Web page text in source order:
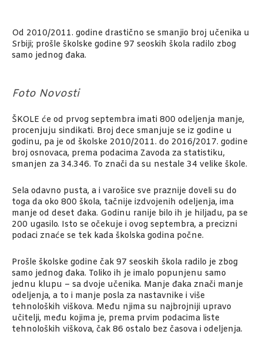
Od 2010/2011. godine drastično se smanjio broj učenika u
Srbiji; prošle školske godine 97 seoskih škola radilo zbog
samo jednog đaka.
Foto Novosti
ŠKOLE će od prvog septembra imati 800 odeljenja manje,
procenjuju sindikati. Broj dece smanjuje se iz godine u
godinu, pa je od školske 2010/2011. do 2016/2017. godine
broj osnovaca, prema podacima Zavoda za statistiku,
smanjen za 34.346. To znači da su nestale 34 velike škole.
Sela odavno pusta, a i varošice sve praznije doveli su do
toga da oko 800 škola, tačnije izdvojenih odeljenja, ima
manje od deset đaka. Godinu ranije bilo ih je hiljadu, pa se
200 ugasilo. Isto se očekuje i ovog septembra, a precizni
podaci znaće se tek kada školska godina počne.
Prošle školske godine čak 97 seoskih škola radilo je zbog
samo jednog đaka. Toliko ih je imalo popunjenu samo
jednu klupu – sa dvoje učenika. Manje đaka znači manje
odeljenja, a to i manje posla za nastavnike i više
tehnoloških viškova. Među njima su najbrojniji upravo
učitelji, među kojima je, prema prvim podacima liste
tehnoloških viškova, čak 86 ostalo bez časova i odeljenja.